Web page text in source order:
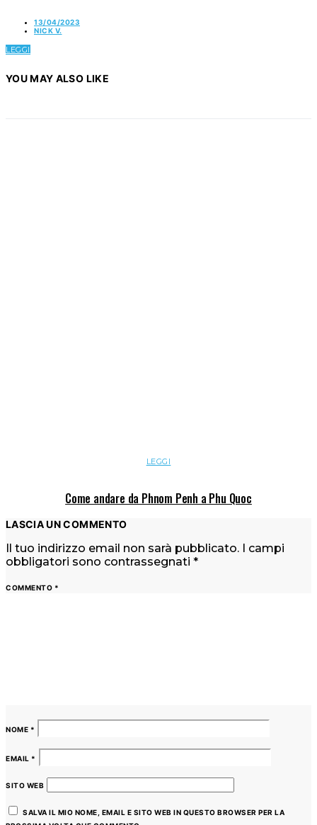
13/04/2023
NICK V.
LEGGI
YOU MAY ALSO LIKE
LEGGI
Come andare da Phnom Penh a Phu Quoc
LASCIA UN COMMENTO
Il tuo indirizzo email non sarà pubblicato. I campi
obbligatori sono contrassegnati *
COMMENTO *
NOME *
EMAIL *
SITO WEB
SALVA IL MIO NOME, EMAIL E SITO WEB IN QUESTO BROWSER PER LA